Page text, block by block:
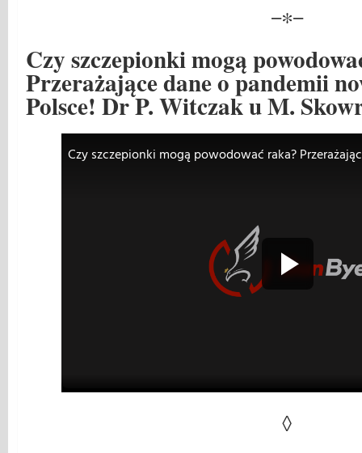
−∗−
Czy szczepionki mogą
Przerażające dane o pandemii
Polsce! Dr P. Witczak u M.
◊